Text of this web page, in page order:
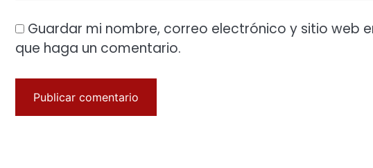
Guardar mi nombre, correo electrónico y sitio web
que haga un comentario.